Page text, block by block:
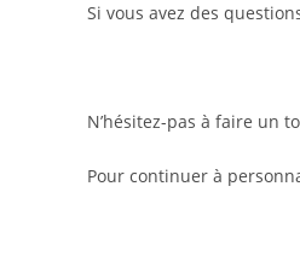
Si vous avez des
N’hésitez-pas à faire un
Pour continuer à